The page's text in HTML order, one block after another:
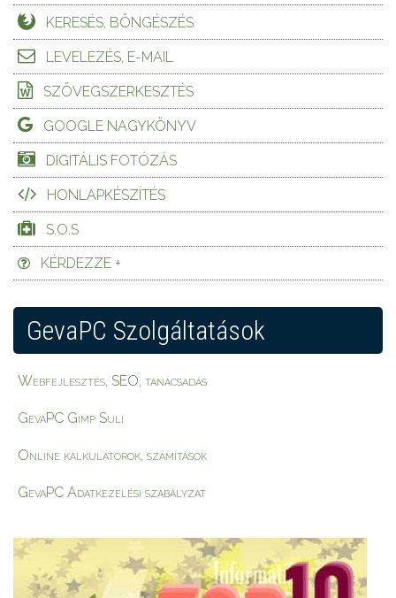
KERESÉS, BÖNGÉSZÉS
LEVELEZÉS, E-MAIL
SZÖVEGSZERKESZTÉS
GOOGLE NAGYKÖNYV
DIGITÁLIS FOTÓZÁS
HONLAPKÉSZÍTÉS
S.O.S
KÉRDEZZE +
GevaPC Szolgáltatások
Webfejlesztés, SEO, tanácsadás
GevaPC Gimp Suli
Online kalkulátorok, számítások
GevaPC Adatkezelési szabályzat